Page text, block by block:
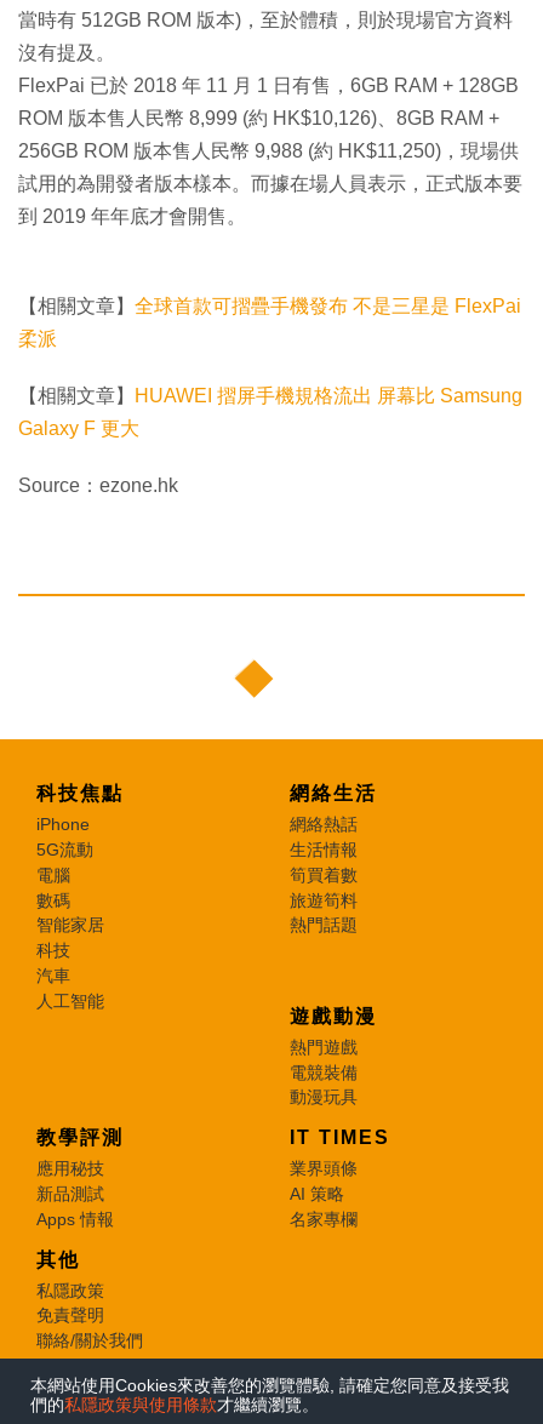
當時有 512GB ROM 版本)，至於體積，則於現場官方資料
沒有提及。
FlexPai 已於 2018 年 11 月 1 日有售，6GB RAM + 128GB
ROM 版本售人民幣 8,999 (約 HK$10,126)、8GB RAM +
256GB ROM 版本售人民幣 9,988 (約 HK$11,250)，現場供
試用的為開發者版本樣本。而據在場人員表示，正式版本要
到 2019 年年底才會開售。
【相關文章】 全球首款可摺疊手機發布 不是三星是 FlexPai
柔派
【相關文章】
HUAWEI 摺屏手機規格流出 屏幕比 Samsung
Galaxy F 更大
Source：ezone.hk
科技焦點
iPhone
5G流動
電腦
數碼
智能家居
科技
汽車
人工智能
網絡生活
網絡熱話
生活情報
筍買着數
旅遊筍料
熱門話題
遊戲動漫
熱門遊戲
電競裝備
動漫玩具
教學評測
應用秘技
新品測試
Apps 情報
IT TIMES
業界頭條
AI 策略
名家專欄
其他
私隱政策
免責聲明
聯絡/關於我們
© 2026 e-zone. All Rights Reserved.
本網站使用Cookies來改善您的瀏覽體驗, 請確定您同意及接受我
們的私隱政策與使用條款才繼續瀏覽。